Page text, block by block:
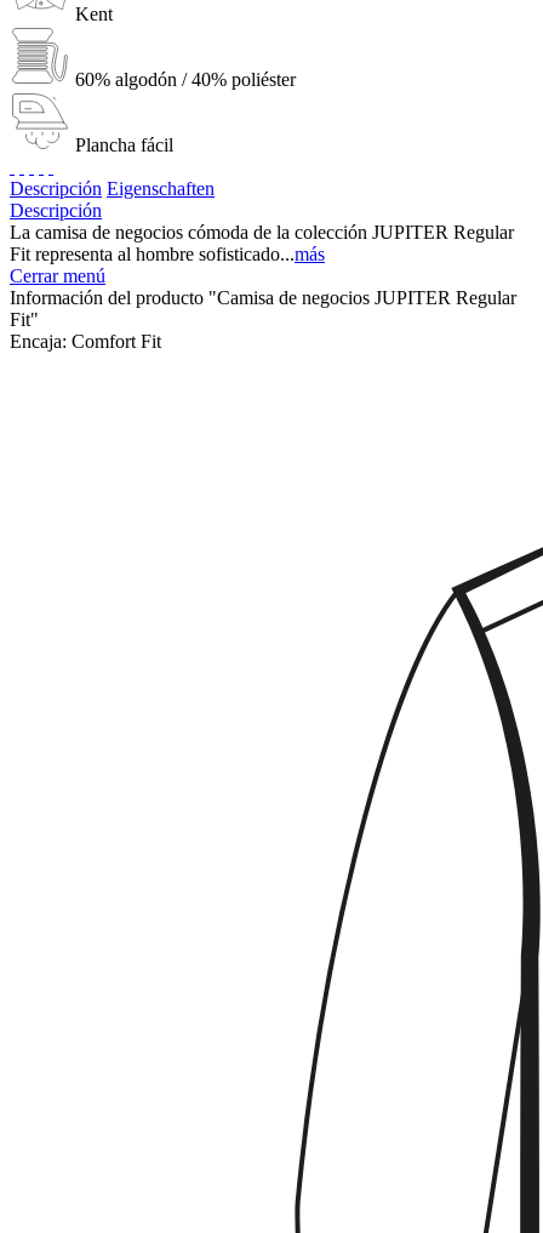
Kent
60% algodón / 40% poliéster
Plancha fácil
Descripción Eigenschaften
Descripción
La camisa de negocios cómoda de la colección JUPITER Regular
Fit representa al hombre sofisticado...más
Cerrar menú
Información del producto "Camisa de negocios JUPITER Regular
Fit"
Encaja: Comfort Fit